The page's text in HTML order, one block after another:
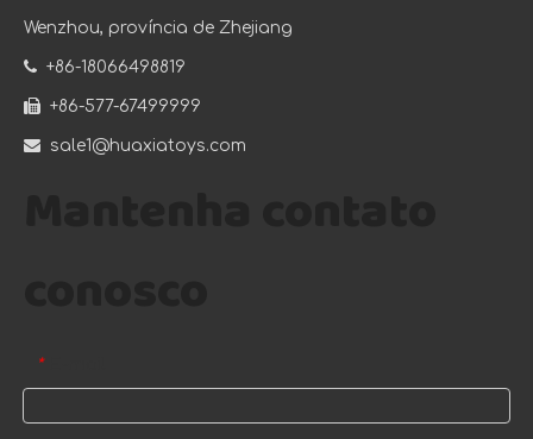
Wenzhou, província de Zhejiang
 +86-18066498819
 +86-577-67499999
 sale1@huaxiatoys.com
*